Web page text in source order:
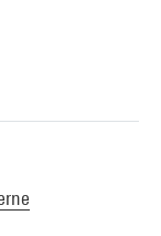
2023 (cit. p. 40,
19080-09-7
Kandinsky